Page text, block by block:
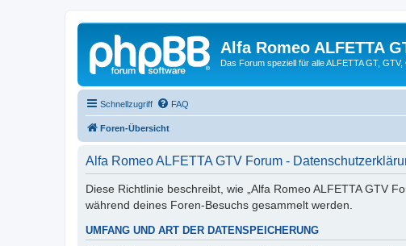
Alfa Romeo ALFETTA
Das Forum speziell für alle ALFETTA GT,
Schnellzugriff FAQ
Foren-Übersicht
Alfa Romeo ALFETTA GTV Forum -
Diese Richtlinie beschreibt, wie „Alfa Romeo ALFETTA GTV
während deines Foren-Besuchs gesammelt werden.
UMFANG UND ART DER DATENSPEICHERUNG